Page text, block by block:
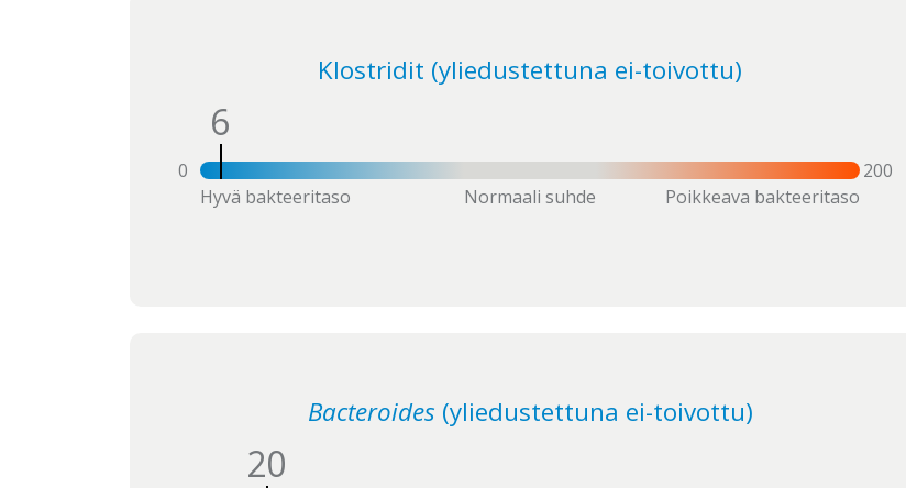
Klostridit (yliedustettuna ei-toivottu)
0 200
6
Hyvä bakteeritaso Normaali suhde Poikkeava bakteeritaso
Bacteroides (yliedustettuna ei-toivottu)
20